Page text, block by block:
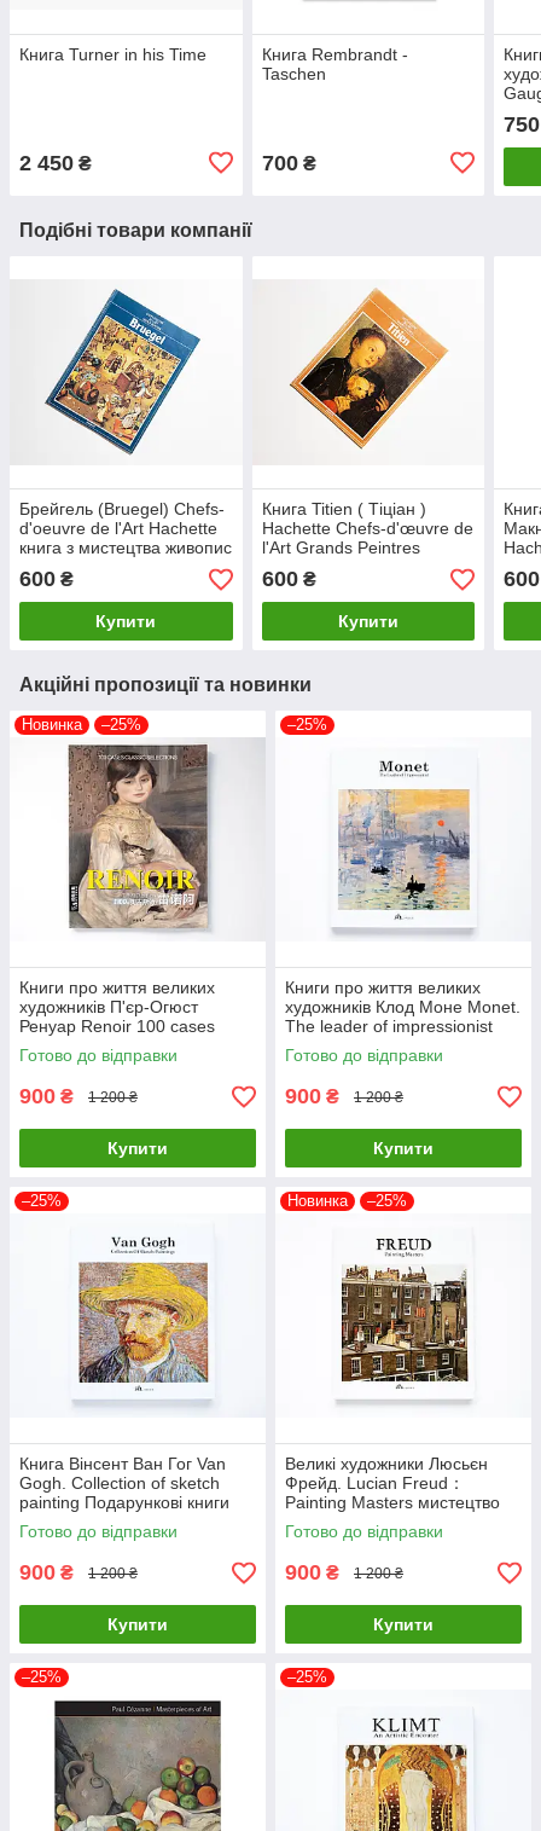
Книга Turner in his Time
2 450 ₴
Книга Rembrandt -
Taschen
700₴
750
Подібні товари компанії
Брейгель (Bruegel) Chefs-
d'oeuvre de l'Art Hachette
книга з мистецтва живопис
колекційне видання
600 ₴
Купити
Книга Titien ( Тіціан )
Hachette Chefs-d'œuvre de
l'Art Grands Peintres
французькою мовою
600₴
Купити
l'Art
600
Акційні пропозиції та новинки
Новинка –25%
Книги про життя великих
художників П'єр-Огюст
Ренуар Renoir 100 cases
classic selections Подарункові
книги про мистецтво
Готово до відправки
900 ₴ 1 200 ₴
Купити
–25%
Книги про життя великих
художників Клод Моне Monet.
The leader of impressionist
Подарункові книги про
мистецтво
Готово до відправки
900 ₴ 1 200 ₴
Купити
–25%
Книга Вінсент Ван Гог Van
Gogh. Collection of sketch
painting Подарункові книги
про мистецтво та живопис
Готово до відправки
900 ₴ 1 200 ₴
Купити
Новинка –25%
Великі художники Люсьєн
Фрейд. Lucian Freud：
Painting Masters мистецтво
живопис книги для
художників
Готово до відправки
900 ₴ 1 200 ₴
Купити
–25% –25%